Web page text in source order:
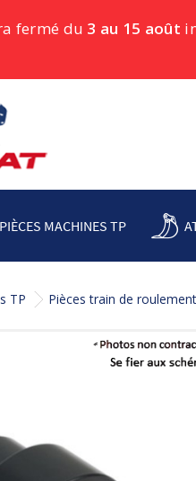
fermé du 3 au 15 août
PIÈCES MACHINES TP
TP Pièces train de roulement